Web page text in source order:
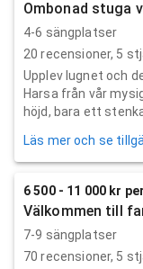
Ombonad stuga
4-6 sängplatser
20 recensioner, 5
Upplev lugnet och
Harsa från vår
höjd, bara ett
Läs mer och se
6 500 - 11 000 kr
Välkommen till
7-9 sängplatser
70 recensioner, 5